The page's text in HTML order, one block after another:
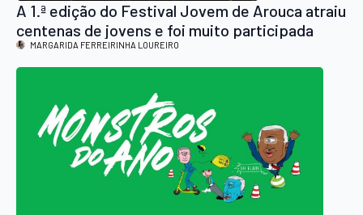
A 1.ª edição do Festival Jovem de Arouca atraiu
centenas de jovens e foi muito participada
MARGARIDA FERREIRINHA LOUREIRO